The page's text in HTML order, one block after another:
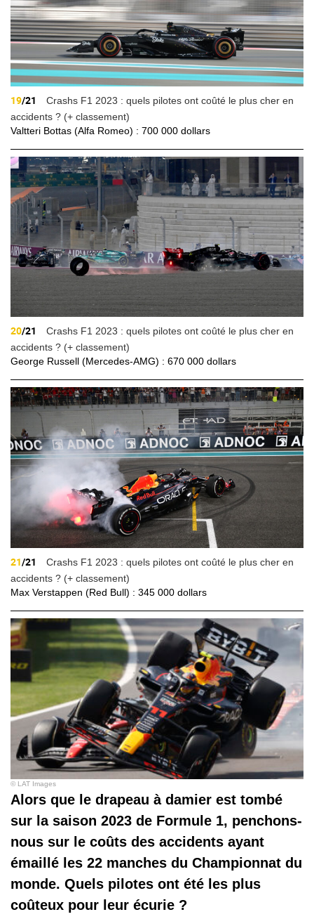
19/21
Crashs F1 2023 : quels pilotes ont coûté le plus cher en
accidents ? (+ classement)
Valtteri Bottas (Alfa Romeo) : 700 000 dollars
20/21
Crashs F1 2023 : quels pilotes ont coûté le plus cher en
accidents ? (+ classement)
George Russell (Mercedes-AMG) : 670 000 dollars
21/21
Crashs F1 2023 : quels pilotes ont coûté le plus cher en
accidents ? (+ classement)
Max Verstappen (Red Bull) : 345 000 dollars
© LAT Images
Alors que le drapeau à damier est tombé
sur la saison 2023 de Formule 1, penchons-
nous sur le coûts des accidents ayant
émaillé les 22 manches du Championnat du
monde. Quels pilotes ont été les plus
coûteux pour leur écurie ?